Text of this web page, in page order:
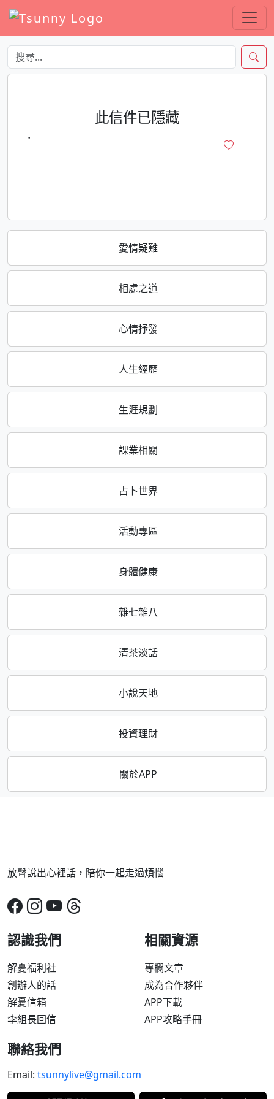
愛情疑難
相處之道
心情抒發
人生經歷
生涯規劃
課業相關
占卜世界
活動專區
身體健康
雜七雜八
清茶淡話
小說天地
投資理財
關於APP
此信件已隱藏
·
放聲說出心裡話，陪你一起走過煩惱
認識我們
解憂福利社
創辦人的話
解憂信箱
李組長回信
相關資源
專欄文章
成為合作夥伴
APP下載
APP攻略手冊
聯絡我們
Email: tsunnylive@gmail.com